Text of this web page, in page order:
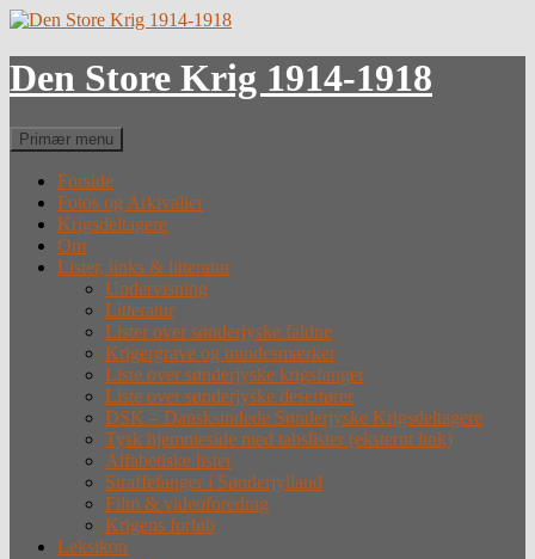
Hop
indhold
Den Store Krig 1914-1918
Søg
Primær menu
Forside
Fotos og Arkivalier
Krigsdeltagere
Om
Lister, links & litteratur
Undervisning
Litteratur
Lister over sønderjyske faldne
Krigergrave og mindesmærker
Liste over sønderjyske krigsfanger
Liste over sønderjyske desertører
DSK – Dansksindede Sønderjyske Krigsdeltagere
Tysk hjemmeside med tabslister (eksternt link)
Alfabetiske lister
Straffefanger i Sønderjylland
Film & videoforedrag
Krigens forløb
Leksikon